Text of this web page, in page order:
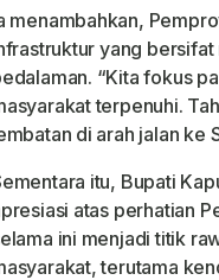
Pembayaran Pajak
Daerah
menambahkan,
yang
“Kita fokus
terpenuhi.
di arah jalan ke
itu, Bupati
atas perhatian
ini menjadi titik
terutama